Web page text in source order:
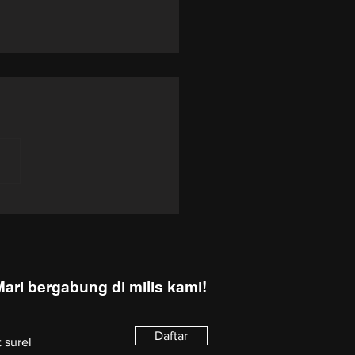
bergabung di milis kami!
Daftar